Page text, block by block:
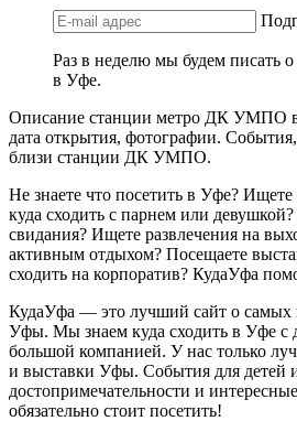
Раз в неделю мы будем писать
в Уфе.
Описание станции метро ДК УМПО в
дата открытия, фотографии.
близи станции ДК УМПО.
Не знаете что посетить в Уфе? Ищете
куда сходить с парнем или
свидания? Ищете развлечения на
активным отдыхом? Посещаете
сходить на корпоратив? КудаУфа
КудаУфа — это лучший сайт о самых
Уфы. Мы знаем куда сходить в Уфе с
большой компанией. У нас только
и выставки Уфы. События для детей
достопримечательности и
обязательно стоит посетить!